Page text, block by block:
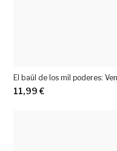
El baúl de los mil poderes:
11,99€